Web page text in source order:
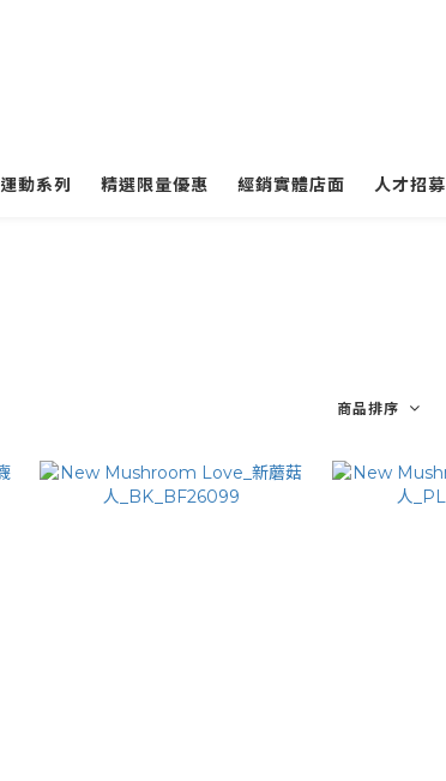
運動系列 精選限量優惠 經銷實體店面 人才招募
商品排序